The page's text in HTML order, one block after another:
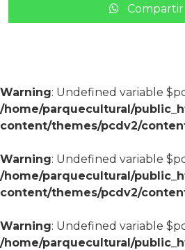
Compartir
Warning: Undefined variable
/home/parquecultural/
content/themes/pcdv2/
Warning: Undefined variable
/home/parquecultural/
content/themes/pcdv2/
Warning: Undefined variable
/home/parquecultural/